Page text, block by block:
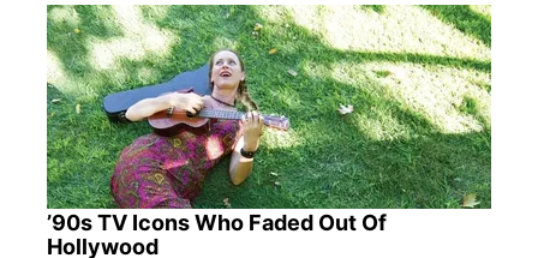
’90s TV Icons Who Faded Out Of
Hollywood